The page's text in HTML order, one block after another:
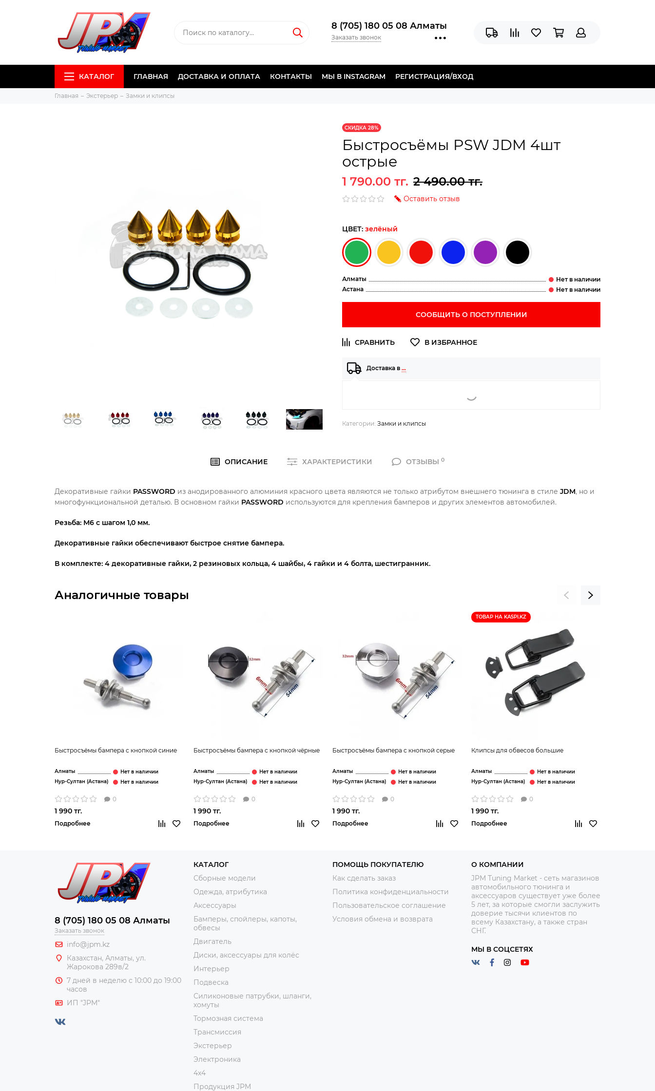
8 (705) 180 05 08 Алматы
Заказать звонок
КАТАЛОГ ГЛАВНАЯ ДОСТАВКА И ОПЛАТА КОНТАКТЫ МЫ В INSTAGRAM РЕГИСТРАЦИЯ/ВХОД
Главная Экстерьер Замки и клипсы
СКИДКА 28%
Быстросъёмы PSW JDM 4шт
острые
1 790.00 тг. 2 490.00 тг.
Оставить отзыв
ЦВЕТ: зелёный
Алматы
Астана
СООБЩИТЬ О ПОСТУПЛЕНИИ
Доставка в …
Категории: Замки и клипсы
ОПИСАНИЕ ХАРАКТЕРИСТИКИ ОТЗЫВЫ 0
Декоративные гайки PASSWORD из анодированного алюминия красного цвета являются не только атрибутом внешнего тюнинга в стиле JDM, но и
многофункциональной деталью. В основном гайки PASSWORD используются для крепления бамперов и других элементов автомобилей.
Резьба: М6 с шагом 1,0 мм.
Декоративные гайки обеспечивают быстрое снятие бампера.
В комплекте: 4 декоративные гайки, 2 резиновых кольца, 4 шайбы, 4 гайки и 4 болта, шестигранник.
Аналогичные товары
Быстросъёмы бампера с кнопкой синие
Алматы
Нур-Султан (Астана)
0
1 990 тг.
Подробнее
Быстросъёмы бампера с кнопкой чёрные
Алматы
Нур-Султан (Астана)
0
1 990 тг.
Подробнее
Быстросъёмы бампера с кнопкой серые
Алматы
Нур-Султан (Астана)
0
1 990 тг.
Подробнее
ТОВАР НА KASPI.KZ
Клипсы для обвесов большие
Алматы
Нур-Султан (Астана)
0
1 990 тг.
Подробнее
8 (705) 180 05 08 Алматы
Заказать звонок
info@jpm.kz
Казахстан, Алматы, ул.
Жарокова 289в/2
7 дней в неделю с 10:00 до 19:00
часов
ИП "JPM"
КАТАЛОГ
Сборные модели
Одежда, атрибутика
Аксессуары
Бамперы, спойлеры, капоты,
обвесы
Двигатель
Диски, аксессуары для колёс
Интерьер
Подвеска
Силиконовые патрубки, шланги,
хомуты
Тормозная система
Трансмиссия
Экстерьер
Электроника
4x4
Продукция JPM
ПОМОЩЬ ПОКУПАТЕЛЮ
Как сделать заказ
Политика конфиденциальности
Пользовательское соглашение
Условия обмена и возврата
О КОМПАНИИ
JPM Tuning Market - сеть магазинов
автомобильного тюнинга и
аксессуаров существует уже более
5 лет, за которые смогли заслужить
доверие тысячи клиентов по
всему Казахстану, а также стран
СНГ.
МЫ В СОЦСЕТЯХ